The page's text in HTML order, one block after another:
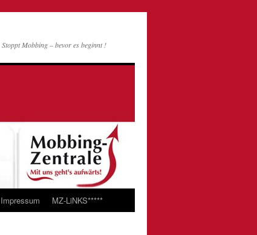
Stoppt Mobbing – bevor es beginnt !
Impressum MZ-LiNKS*****